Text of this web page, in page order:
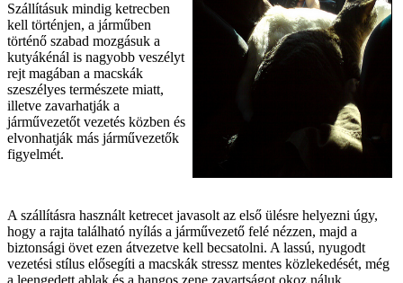
Szállításuk mindig ketrecben
kell történjen, a járműben
történő szabad mozgásuk a
kutyákénál is nagyobb veszélyt
rejt magában a macskák
szeszélyes természete miatt,
illetve zavarhatják a
járművezetőt vezetés közben és
elvonhatják más járművezetők
figyelmét.
A szállításra használt ketrecet javasolt az első ülésre helyezni úgy,
hogy a rajta található nyílás a járművezető felé nézzen, majd a
biztonsági övet ezen átvezetve kell becsatolni. A lassú, nyugodt
vezetési stílus elősegíti a macskák stressz mentes közlekedését, még
a leengedett ablak és a hangos zene zavartságot okoz náluk.